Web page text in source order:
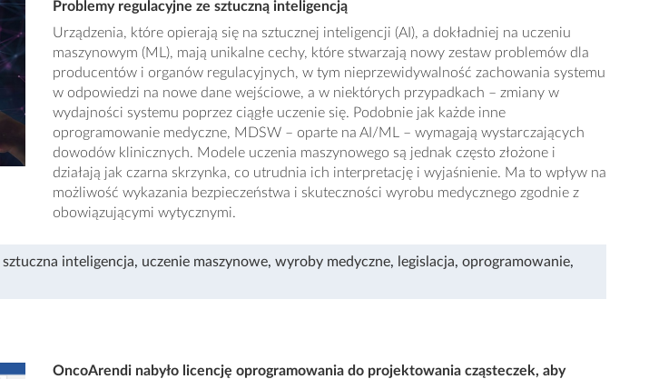
Problemy regulacyjne ze sztuczną inteligencją
Urządzenia, które opierają się na sztucznej inteligencji (AI), a dokładniej na uczeniu
maszynowym (ML), mają unikalne cechy, które stwarzają nowy zestaw problemów dla
producentów i organów regulacyjnych, w tym nieprzewidywalność zachowania systemu
w odpowiedzi na nowe dane wejściowe, a w niektórych przypadkach – zmiany w
wydajności systemu poprzez ciągłe uczenie się. Podobnie jak każde inne
oprogramowanie medyczne, MDSW – oparte na AI/ML – wymagają wystarczających
dowodów klinicznych. Modele uczenia maszynowego są jednak często złożone i
działają jak czarna skrzynka, co utrudnia ich interpretację i wyjaśnienie. Ma to wpływ na
możliwość wykazania bezpieczeństwa i skuteczności wyrobu medycznego zgodnie z
obowiązującymi wytycznymi.
sztuczna inteligencja, uczenie maszynowe, wyroby medyczne, legislacja, oprogramowanie,
OncoArendi nabyło licencję oprogramowania do projektowania cząsteczek, aby